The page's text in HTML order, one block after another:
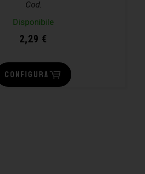
Cod.
Disponibile
2,29 €
CONFIGURA